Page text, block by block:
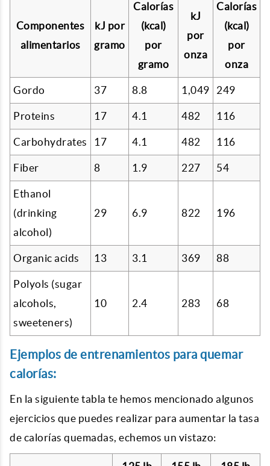
Componentes
alimentarios
kJ por
gramo
Calorías
(kcal)
por
gramo
kJ
por
onza
Calorías
(kcal)
por
onza
Gordo 37 8.8 1,049 249
Proteins 17 4.1 482 116
Carbohydrates 17 4.1 482 116
Fiber 8 1.9 227 54
Ethanol
(drinking
alcohol)
29 6.9 822 196
Organic acids 13 3.1 369 88
Polyols (sugar
alcohols,
sweeteners)
10 2.4 283 68
Ejemplos de entrenamientos para quemar
calorías:
En la siguiente tabla te hemos mencionado algunos
ejercicios que puedes realizar para aumentar la tasa
de calorías quemadas, echemos un vistazo: